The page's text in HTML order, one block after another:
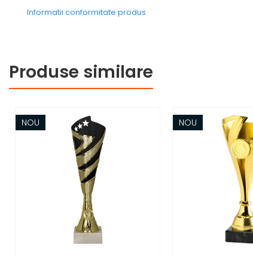
Trofee Sticla
Accesorii Trofee
Cutii de Prezentare , Mape
Trofeu Plastic
Figurine Rasina
Figurine Plastic
Accesorii Figurine
Informatii conformitate produs
Produse similare
NOU NOU